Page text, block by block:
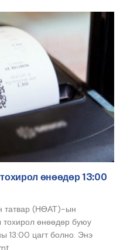
өнөөдөр 13:00
татвар (НӨАТ)-ын
өнөөдөр буюу
13:00 цагт болно. Энэ